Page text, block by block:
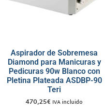
Aspirador de Sobremesa
Diamond para Manicuras y
Pedicuras 90w Blanco con
Pletina Plateada ASDBP-90
Teri
470,25€ IVA incluido